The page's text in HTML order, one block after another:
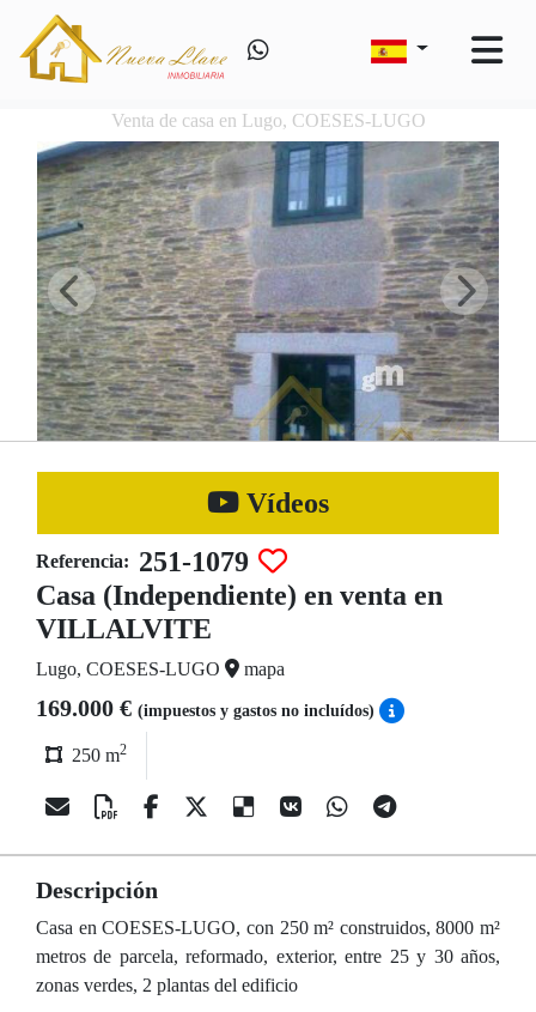
Venta de casa en Lugo, COESES-LUGO
Vídeos
Referencia: 251-1079
Casa (Independiente) en venta en
VILLALVITE
Lugo, COESES-LUGO mapa
169.000 € (impuestos y gastos no incluídos)
250 m2
Descripción
Casa en COESES-LUGO, con 250 m² construidos, 8000 m²
metros de parcela, reformado, exterior, entre 25 y 30 años,
zonas verdes, 2 plantas del edificio